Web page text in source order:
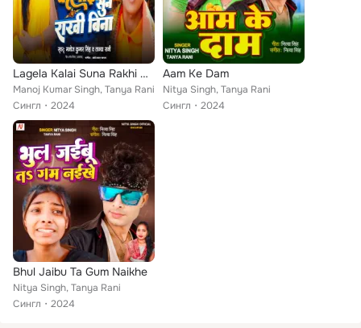
Lagela Kalai Suna Rakhi Bina
Manoj Kumar Singh, Tanya Rani
Сингл
2024
Aam Ke Dam
Nitya Singh, Tanya Rani
Сингл
2024
Bhul Jaibu Ta Gum Naikhe
Nitya Singh, Tanya Rani
Сингл
2024